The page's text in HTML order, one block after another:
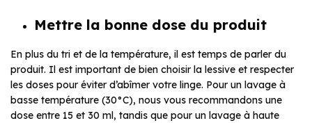
Mettre la bonne dose du produit
En plus du tri et de la température, il est temps de parler du
produit. Il est important de bien choisir la lessive et respecter
les doses pour éviter d’abîmer votre linge. Pour un lavage à
basse température (30°C), nous vous recommandons une
dose entre 15 et 30 ml, tandis que pour un lavage à haute